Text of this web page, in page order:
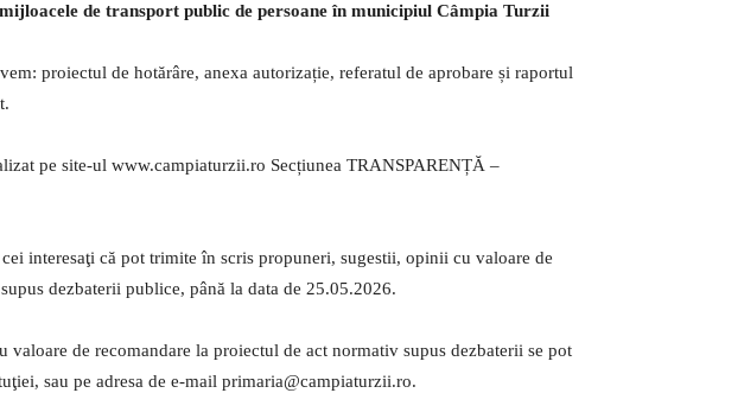
de transport public de persoane în municipiul Câmpia Turzii
proiectul de hotărâre, anexa autorizație, referatul de aprobare și raportul
pe site-ul www.campiaturzii.ro Secțiunea TRANSPARENȚĂ –
interesaţi că pot trimite în scris propuneri, sugestii, opinii cu valoare de
dezbaterii publice, până la data de 25.05.2026.
valoare de recomandare la proiectul de act normativ supus dezbaterii se pot
sau pe adresa de e-mail primaria@campiaturzii.ro.